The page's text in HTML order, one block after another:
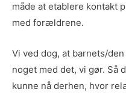
måde at etablere kontakt
med forældrene.
Vi ved dog, at barnets/
noget med det, vi gør. Så
kunne nå derhen, hvor